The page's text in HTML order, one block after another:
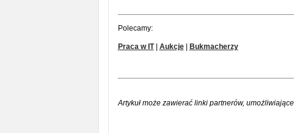
Polecamy:
Praca w IT| Aukcje| Bukmacherzy
Artykuł może zawierać linki partnerów,